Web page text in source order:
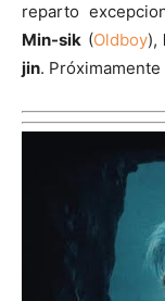
reparto
Min-sik (Oldboy),
jin.